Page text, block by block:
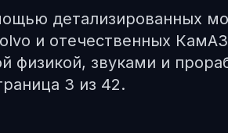
детализированных
и отечественных
физикой, звуками и
3 из 42.